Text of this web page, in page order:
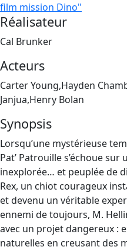
film mission Dino"
Réalisateur
Cal Brunker
Acteurs
Carter Young,Hayden
Janjua,Henry Bolan
Synopsis
Lorsqu’une mystérieuse
Pat’ Patrouille s’échoue
inexplorée… et peuplée de
Rex, un chiot courageux
et devenu un véritable
ennemi de toujours, M.
avec un projet dangereux :
naturelles en creusant des